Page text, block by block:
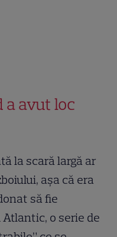
a avut loc
la scară largă ar
așa că era
să fie
o serie de